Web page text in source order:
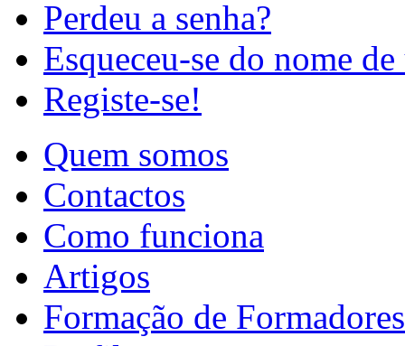
Perdeu a senha?
Esqueceu-se do nome
Registe-se!
Quem somos
Contactos
Como funciona
Artigos
Formação de Formadores